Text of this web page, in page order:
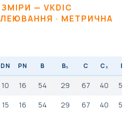
— VKDIC
· МЕТРИЧНА
DN PN B B₁ C C₁ E
10 16 54 29 67 40 54
15 16 54 29 67 40 54